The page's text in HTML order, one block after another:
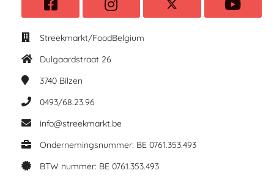
Streekmarkt/FoodBelgium
Dulgaardstraat 26
3740 Bilzen
0493/68.23.96
info@streekmarkt.be
Ondernemingsnummer: BE 0761.353.493
BTW nummer: BE 0761.353.493